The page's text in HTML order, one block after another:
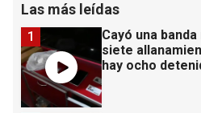
Las más leídas
Cayó una
siete
hay ocho
1